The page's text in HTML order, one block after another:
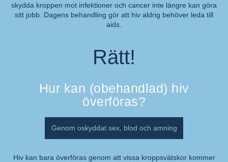
skydda kroppen mot infektioner och cancer inte längre kan göra
sitt jobb. Dagens behandling gör att hiv aldrig behöver leda till
aids.
Rätt!
Hur kan (obehandlad) hiv
överföras?
Genom oskyddat sex, blod och amning
Hiv kan bara överföras genom att vissa kroppsvätskor kommer